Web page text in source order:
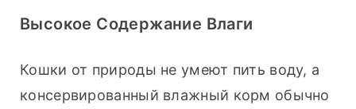
Высокое Содержание Влаги
Кошки от природы не умеют пить воду, а
консервированный влажный корм обычно